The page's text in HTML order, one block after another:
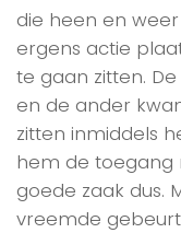
die heen en
ergens actie
te gaan zitten.
en de ander
zitten inmiddels
hem de toegang
goede zaak dus.
vreemde